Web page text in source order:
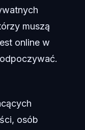
muszą
online w
osób